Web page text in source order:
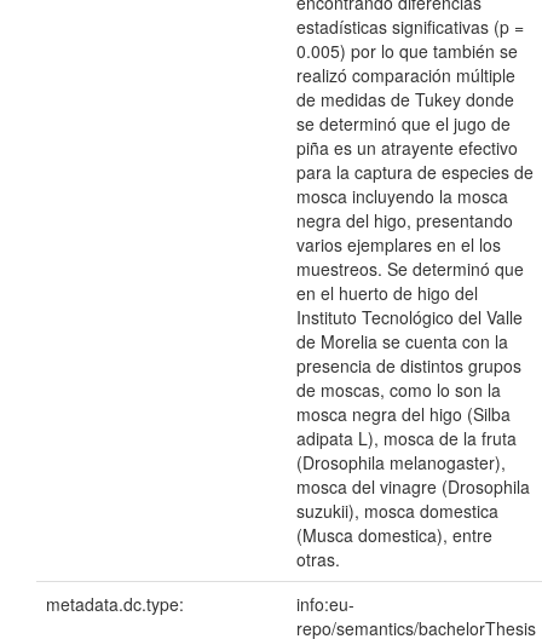
estadísticas significativas (p =
0.005) por lo que también se
realizó comparación múltiple
de medidas de Tukey donde
se determinó que el jugo de
piña es un atrayente efectivo
para la captura de especies de
mosca incluyendo la mosca
negra del higo, presentando
varios ejemplares en el los
muestreos. Se determinó que
en el huerto de higo del
Instituto Tecnológico del Valle
de Morelia se cuenta con la
presencia de distintos grupos
de moscas, como lo son la
mosca negra del higo (Silba
adipata L), mosca de la fruta
(Drosophila melanogaster),
mosca del vinagre (Drosophila
suzukii), mosca domestica
(Musca domestica), entre
otras.
metadata.dc.type:
info:eu-
repo/semantics/bachelorThesis